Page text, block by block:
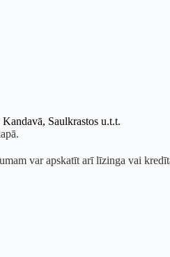
Saulkrastos u.t.t.
var apskatīt arī līzinga vai